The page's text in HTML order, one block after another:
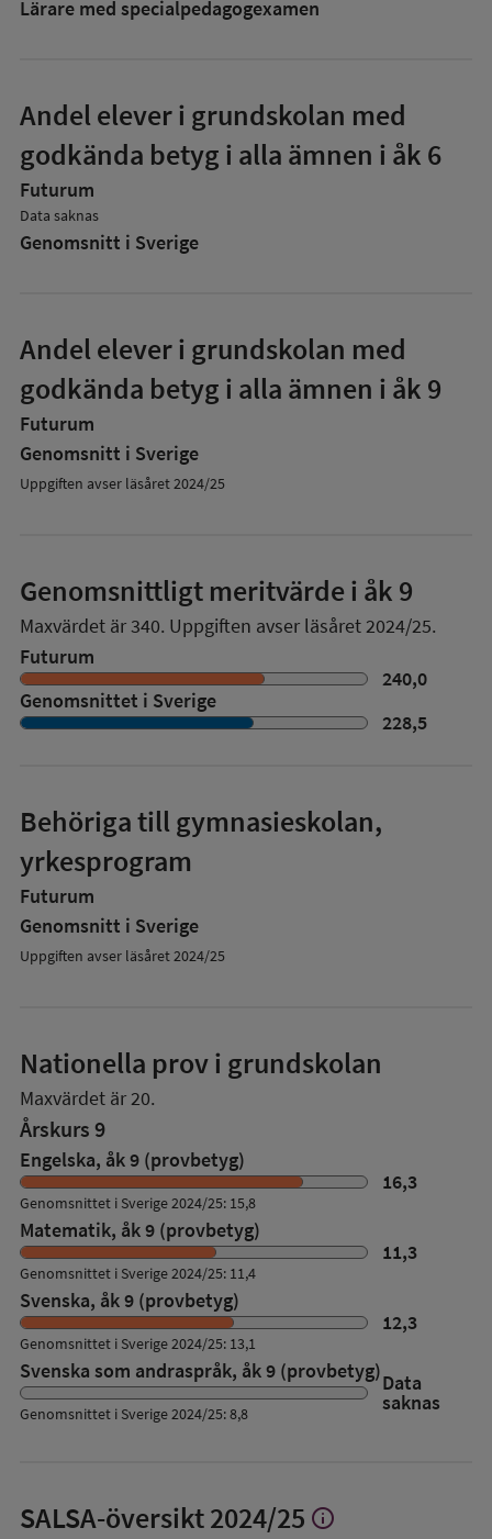
Lärare med specialpedagog­examen
Andel elever i grundskolan med
godkända betyg i alla ämnen i åk 6
Futurum
Data saknas
Genomsnitt i Sverige
Andel elever i grundskolan med
godkända betyg i alla ämnen i åk 9
Futurum
Genomsnitt i Sverige
Uppgiften avser läsåret 2024/25
Genomsnittligt meritvärde i åk 9
Maxvärdet är 340. Uppgiften avser läsåret 2024/25.
Futurum
240,0
Genomsnittet i Sverige
228,5
Behöriga till gymnasieskolan,
yrkesprogram
Futurum
Genomsnitt i Sverige
Uppgiften avser läsåret 2024/25
Nationella prov i grundskolan
Maxvärdet är 20.
Årskurs 9
Engelska, åk 9 (provbetyg)
16,3
Genomsnittet i Sverige 2024/25: 15,8
Matematik, åk 9 (provbetyg)
11,3
Genomsnittet i Sverige 2024/25: 11,4
Svenska, åk 9 (provbetyg)
12,3
Genomsnittet i Sverige 2024/25: 13,1
Svenska som andraspråk, åk 9 (provbetyg)Data
saknas
Genomsnittet i Sverige 2024/25: 8,8
SALSA-översikt2024/25 Visa
info